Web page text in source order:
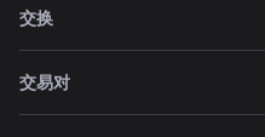
交换
交易对